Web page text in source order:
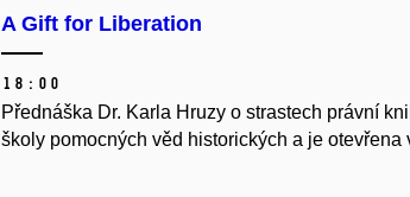
A Gift for Liberation
18:00
Přednáška Dr. Karla Hruzy o strastech právní
školy pomocných věd historických a je otevřena